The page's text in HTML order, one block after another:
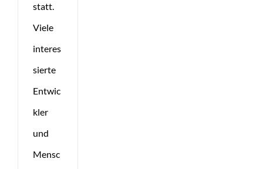
statt.
Viele
interes
sierte
Entwic
kler
und
Mensc